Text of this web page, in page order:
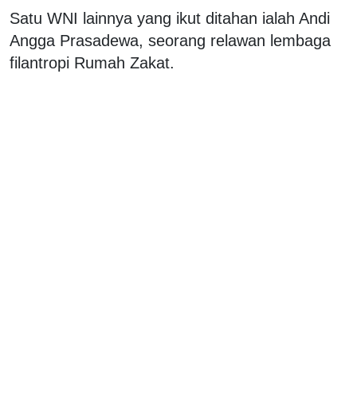
Satu WNI lainnya yang ikut ditahan ialah Andi
Angga Prasadewa, seorang relawan lembaga
filantropi Rumah Zakat.